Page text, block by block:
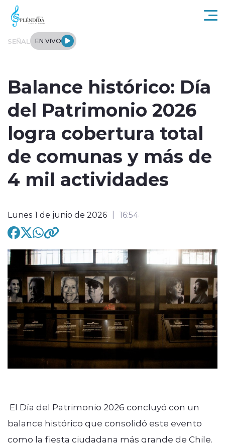
Click acá para ir directamente al contenido
SEÑAL EN VIVO
Internacional
Entrevistas
modo claro
Balance histórico: Día
del Patrimonio 2026
logra cobertura total
de comunas y más de
4 mil actividades
Lunes 1 de junio de 2026 16:54
El Día del Patrimonio 2026 concluyó con un
balance histórico que consolidó este evento
como la fiesta ciudadana más grande de Chile.